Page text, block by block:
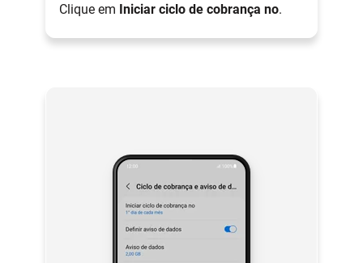
Clique em Iniciar ciclo de cobrança no.